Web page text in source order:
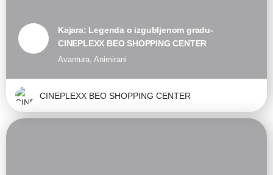
Kajara: Legenda o izgubljenom gradu-
CINEPLEXX BEO SHOPPING CENTER
Avantura, Animirani
CINEPLEXX BEO SHOPPING CENTER